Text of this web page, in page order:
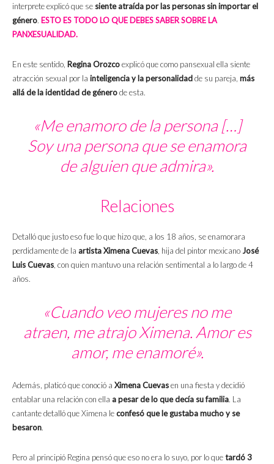
interprete explicó que se siente atraída por las personas sin importar el
género. ESTO ES TODO LO QUE DEBES SABER SOBRE LA
PANXESUALIDAD.
En este sentido, Regina Orozcoexplicó que como pansexual ella siente
atracción sexual por la inteligencia y la personalidadde su pareja, más
allá de la identidad de génerode esta.
«Me enamoro de la persona […]
Soy una persona que se enamora
de alguien que admira».
Relaciones
Detalló que justo eso fue lo que hizo que, a los 18 años, se enamorara
perdidamente de la artista Ximena Cuevas, hija del pintor mexicanoJosé
Luis Cuevas, con quien mantuvo una relación sentimental a lo largo de 4
años.
«Cuando veo mujeres no me
atraen, me atrajo Ximena. Amor es
amor, me enamoré».
Además, platicó que conoció a Ximena Cuevasen una fiesta y decidió
entablar una relación con ella a pesar de lo que decía su familia. La
cantante detalló que Ximena leconfesó que le gustaba mucho y se
besaron.
Pero al principió Regina pensó que eso no era lo suyo, por lo quetardó 3